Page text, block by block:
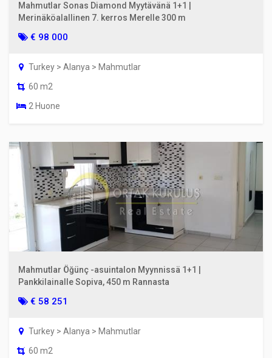
Mahmutlar Sonas Diamond Myytävänä 1+1 |
Merinäköalallinen 7. kerros Merelle 300 m
€ 98 000
Turkey > Alanya > Mahmutlar
60 m2
2 Huone
Mahmutlar Öğünç -asuintalon Myynnissä 1+1 |
Pankkilainalle Sopiva, 450 m Rannasta
€ 58 251
Turkey > Alanya > Mahmutlar
60 m2